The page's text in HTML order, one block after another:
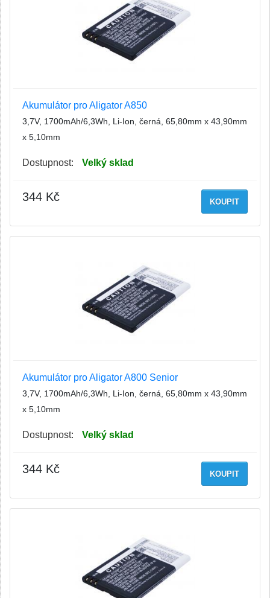
Akumulátor pro Aligator A850
3,7V, 1700mAh/6,3Wh, Li-Ion, černá, 65,80mm x 43,90mm
x 5,10mm
Dostupnost: Velký sklad
KOUPIT
344 Kč
Akumulátor pro Aligator A800 Senior
3,7V, 1700mAh/6,3Wh, Li-Ion, černá, 65,80mm x 43,90mm
x 5,10mm
Dostupnost: Velký sklad
KOUPIT
344 Kč